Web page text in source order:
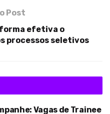
Post
efetiva o
processos seletivos
Vagas de Trainee